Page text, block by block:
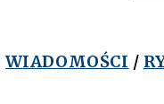
WIADOMOŚCI /